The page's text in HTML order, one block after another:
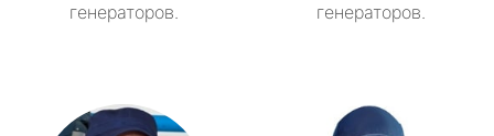
генераторов.
генераторов.